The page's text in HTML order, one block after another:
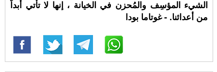
الشيء المؤسِف والمُحزن في الخيانة ، إنها لا تأتي أبداً
من أعدائنا. - غوتاما بودا